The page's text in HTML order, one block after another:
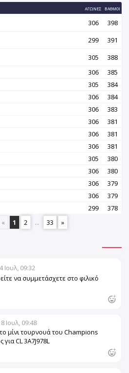
ΑΓΏΝΕΣ ΒΑΘΜΟΊ
306
398
299
391
305
388
306
385
305
384
306
384
306
383
306
381
306
381
306
381
305
380
306
380
306
379
306
379
299
378
«
1 2 ... 33 »
Ιουλ, 09:32
να συμμετάσχετε στο φιλικό
8 Ιουλ, 09:48
μίνι τουρνουά του Champions
CL 3A7J978L